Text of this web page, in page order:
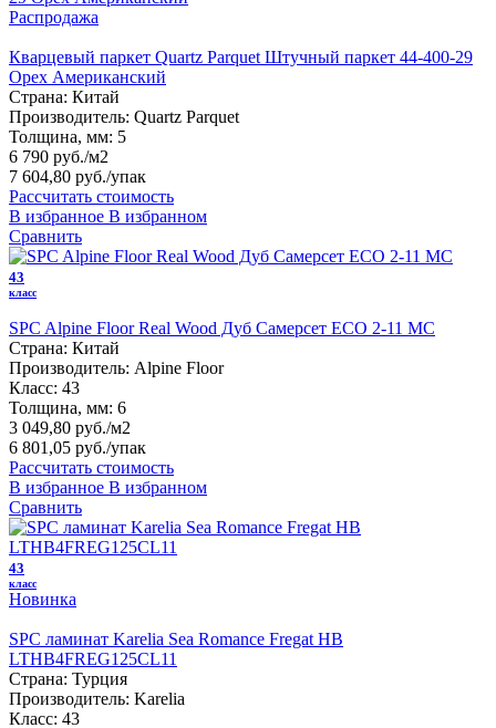
Распродажа
Кварцевый паркет Quartz Parquet Штучный паркет 44-400-29
Орех Американский
Страна: Китай
Производитель: Quartz Parquet
Толщина, мм: 5
6 790 руб./м2
7 604,80 руб./упак
Рассчитать стоимость
В избранное В избранном
Сравнить
43
класс
SPC Alpine Floor Real Wood Дуб Самерсет ЕСО 2-11 MC
Страна: Китай
Производитель: Alpine Floor
Класс: 43
Толщина, мм: 6
3 049,80 руб./м2
6 801,05 руб./упак
Рассчитать стоимость
В избранное В избранном
Сравнить
43
класс
Новинка
SPC ламинат Karelia Sea Romance Fregat HB
LTHB4FREG125CL11
Страна: Турция
Производитель: Karelia
Класс: 43